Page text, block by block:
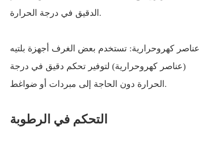
الدقيق في درجة الحرارة.
عناصر كهروحرارية: تستخدم بعض الغرف أجهزة بلتيه
(عناصر كهروحرارية) لتوفير تحكم دقيق في درجة
الحرارة دون الحاجة إلى مبردات أو ضواغط.
التحكم في الرطوبة